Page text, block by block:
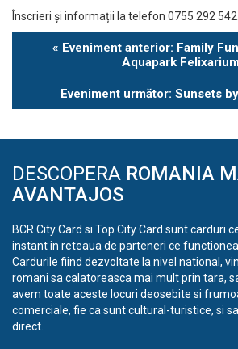
Înscrieri și informații la telefon 0755 292 542.
Eveniment
« Eveniment anterior: Family
Aquapark
Eveniment următor: Sunsets
DESCOPERA ROMANIA
AVANTAJOS
BCR City Card si Top City Card sunt carduri
instant in reteaua de parteneri ce
Cardurile fiind dezvoltate la nivel national,
romani sa calatoreasca mai mult prin tara,
avem toate aceste locuri deosebite si
comerciale, fie ca sunt cultural-turistice, si
direct.